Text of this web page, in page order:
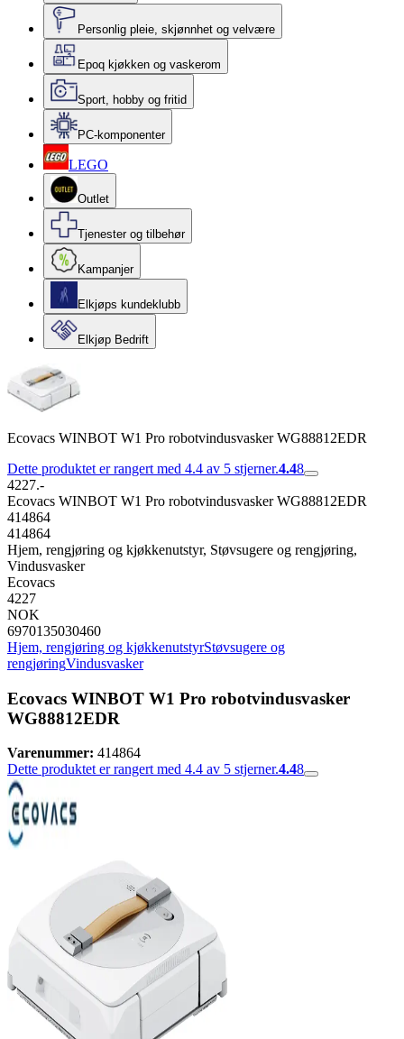
Personlig pleie, skjønnhet og velvære
Epoq kjøkken og vaskerom
Sport, hobby og fritid
PC-komponenter
LEGO
Outlet
Tjenester og tilbehør
Kampanjer
Elkjøps kundeklubb
Elkjøp Bedrift
Ecovacs WINBOT W1 Pro robotvindusvasker WG88812EDR
Dette produktet er rangert med 4.4 av 5 stjerner.4.48
4227.-
Ecovacs WINBOT W1 Pro robotvindusvasker WG88812EDR
414864
414864
Hjem, rengjøring og kjøkkenutstyr, Støvsugere og rengjøring,
Vindusvasker
Ecovacs
4227
NOK
6970135030460
Hjem, rengjøring og kjøkkenutstyrStøvsugere og
rengjøringVindusvasker
Ecovacs WINBOT W1 Pro robotvindusvasker
WG88812EDR
Varenummer: 414864
Dette produktet er rangert med 4.4 av 5 stjerner.4.48